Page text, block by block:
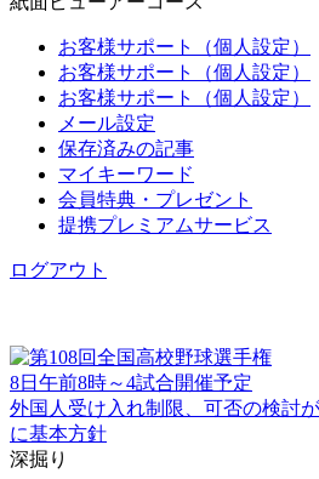
お客様サポート（個人設定）
お客様サポート（個人設定）
お客様サポート（個人設定）
メール設定
保存済みの記事
マイキーワード
会員特典・プレゼント
提携プレミアムサービス
ログアウト
8日午前8時～4試合開催予定
外国人受け入れ制限、可否の検討
に基本方針
深掘り